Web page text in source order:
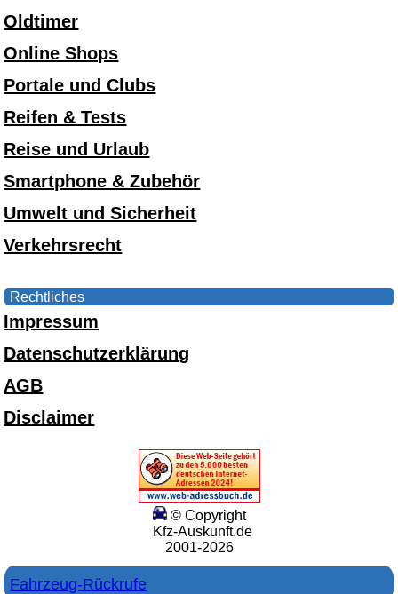
Oldtimer
Online Shops
Portale und Clubs
Reifen & Tests
Reise und Urlaub
Smartphone & Zubehör
Umwelt und Sicherheit
Verkehrsrecht
Rechtliches
Impressum
Datenschutzerklärung
AGB
Disclaimer
© Copyright
Kfz-Auskunft.de
2001-2026
Fahrzeug-Rückrufe